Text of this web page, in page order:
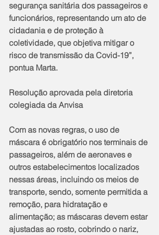
segurança sanitária dos passageiros e
funcionários, representando um ato de
cidadania e de proteção à
coletividade, que objetiva mitigar o
risco de transmissão da Covid-19”,
pontua Marta.
Resolução aprovada pela diretoria
colegiada da Anvisa
Com as novas regras, o uso de
máscara é obrigatório nos terminais de
passageiros, além de aeronaves e
outros estabelecimentos localizados
nessas áreas, incluindo os meios de
transporte, sendo, somente permitida a
remoção, para hidratação e
alimentação; as máscaras devem estar
ajustadas ao rosto, cobrindo o nariz,